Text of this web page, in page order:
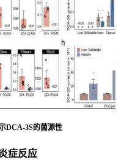
DCA-3S的菌源性
症反应